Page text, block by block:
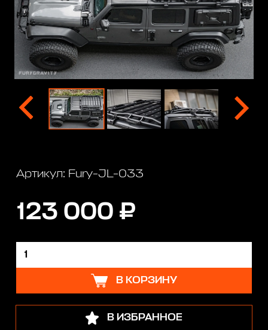
Артикул: Fury-JL-033
123 000 ₽
В КОРЗИНУ
В ИЗБРАННОЕ